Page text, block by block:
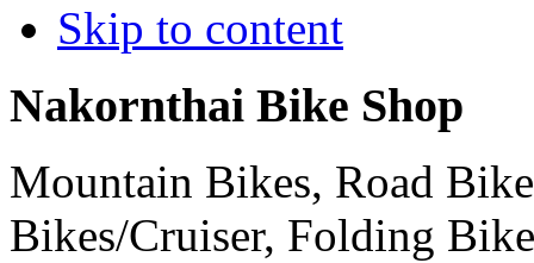
Skip to content
Nakornthai Bike Shop
Mountain Bikes, Road
Bikes/Cruiser, Folding